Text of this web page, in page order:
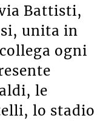
Battisti,
unita in
ogni
le
lo stadio